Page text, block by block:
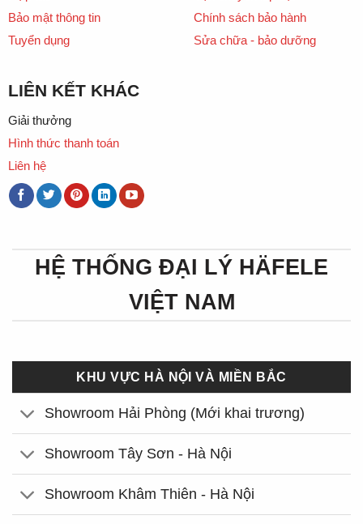
Bảo mật thông tin
Tuyển dụng
Chính sách bảo hành
Sửa chữa - bảo dưỡng
LIÊN KẾT KHÁC
Giải thưởng
Hình thức thanh toán
Liên hệ
HỆ THỐNG ĐẠI LÝ HÄFELE
VIỆT NAM
KHU VỰC HÀ NỘI VÀ MIỀN BẮC
Showroom Hải Phòng (Mới khai trương)
Showroom Tây Sơn - Hà Nội
Showroom Khâm Thiên - Hà Nội